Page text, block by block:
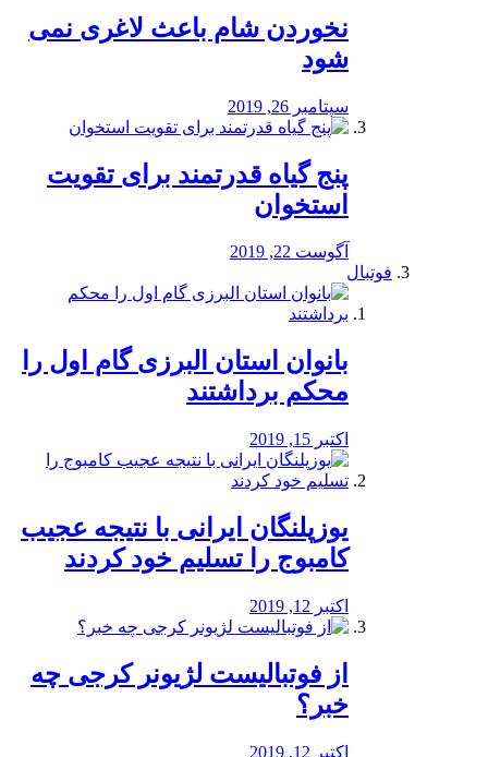
نخوردن شام باعث لاغری نمی
‌شود
سپتامبر 26, 2019
پنج گیاه قدرتمند برای تقویت
استخوان
آگوست 22, 2019
فوتبال
بانوان استان البرزی گام اول را
محكم برداشتند
اکتبر 15, 2019
یوزپلنگان ایرانی با نتیجه عجیب
کامبوج را تسلیم خود کردند
اکتبر 12, 2019
از فوتبالیست لژیونر کرجی چه
خبر؟
اکتبر 12, 2019